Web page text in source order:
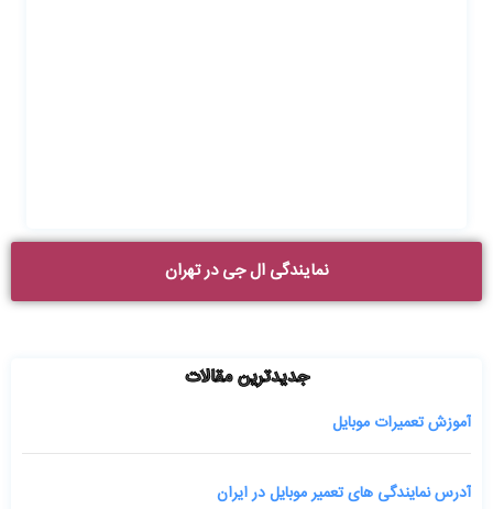
نمایندگی ال جی در تهران
جدیدترین مقالات
آموزش تعمیرات موبایل
آدرس نمایندگی های تعمیر موبایل در ایران